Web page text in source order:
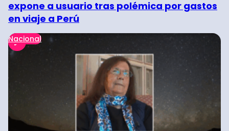
expone a usuario tras polémica por gastos
en viaje a Perú
Nacional